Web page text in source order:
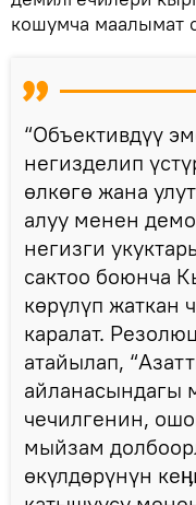
кошумча маалымат
“Объективдүү
негизделип
өлкөгө жана
алуу менен
негизги
сактоо боюнча
көрүлүп жаткан
каралат.
атайылап,
айланасындагы
чечилгенин,
мыйзам
өкүлдөрүнүн